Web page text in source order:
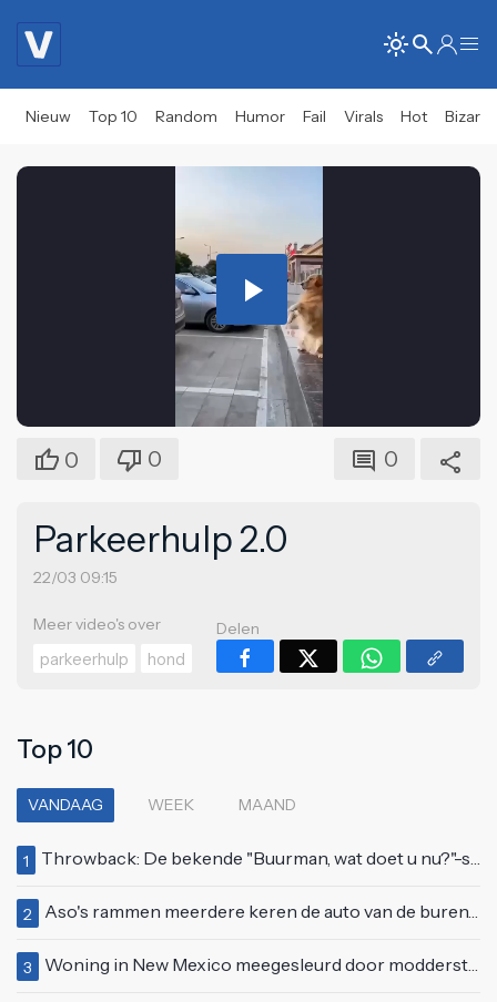
Nieuw Top 10 Random Humor Fail Virals Hot Bizar
Play
Video
0 0 0
Parkeerhulp 2.0
22/03 09:15
Meer video's over
parkeerhulp
hond
Delen
Top 10
VANDAAG WEEK MAAND
1 Throwback: De bekende "Buurman, wat doet u nu?"-scène uit Flodder met Tatjana Šimić
2 Aso's rammen meerdere keren de auto van de buren, maar doen alsof er niets gebeurd is
3 Woning in New Mexico meegesleurd door modderstroom